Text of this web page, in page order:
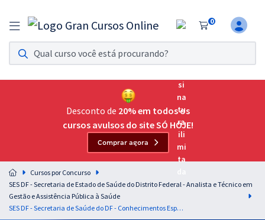
0
Assinatura Ilimitada 11
Acesso a todos os cursos. Teste grátis por 7 dias!
Assinatura OAB Até Passar
Acesso ilimitado a toda preparação para o Exame da
Residências Multiprofissionais
Preparação completa e intensiva para as principais
residências em saúde do Brasil
Concursos
Desconto de 20% em todos os
cursos avulsos do site SÓ HOJE!
Comprar agora
Cursos por Concurso
SES DF - Secretaria de Estado de Saúde do Distrito Federal - Analista e Técnico em
Gestão e Assistência Pública à Saúde
SES DF - Secretaria de Saúde do DF - Conhecimentos Específicos para Analista em Gestão e Assistência Pública à Saúde - Administrativa